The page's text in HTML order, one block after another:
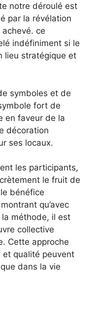
notre déroulé est
par la révélation
ce
indéfiniment si le
lieu stratégique et
symboles et de
fort de
en faveur de la
décoration
ses locaux.
les participants,
le fruit de
bénéfice
qu’avec
méthode, il est
collective
Cette approche
et qualité peuvent
dans la vie